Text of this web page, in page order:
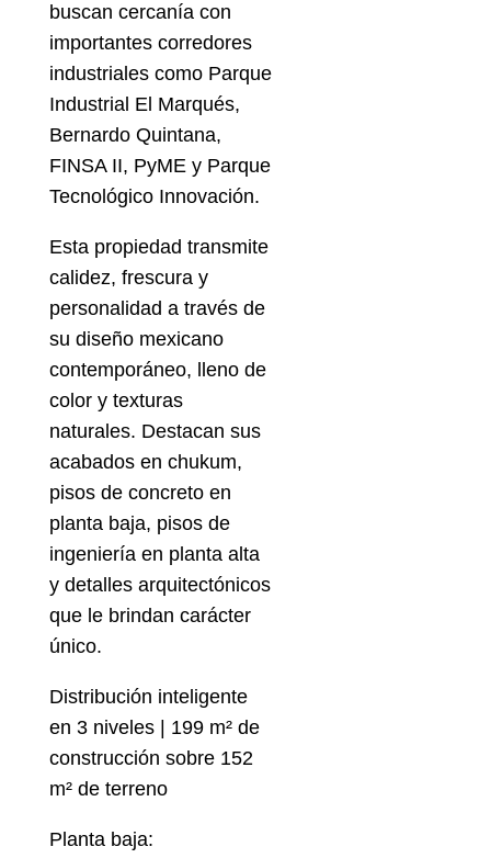
buscan cercanía con
importantes corredores
industriales como Parque
Industrial El Marqués,
Bernardo Quintana,
FINSA II, PyME y Parque
Tecnológico Innovación.
Esta propiedad transmite
calidez, frescura y
personalidad a través de
su diseño mexicano
contemporáneo, lleno de
color y texturas
naturales. Destacan sus
acabados en chukum,
pisos de concreto en
planta baja, pisos de
ingeniería en planta alta
y detalles arquitectónicos
que le brindan carácter
único.
Distribución inteligente
en 3 niveles | 199 m² de
construcción sobre 152
m² de terreno
Planta baja: